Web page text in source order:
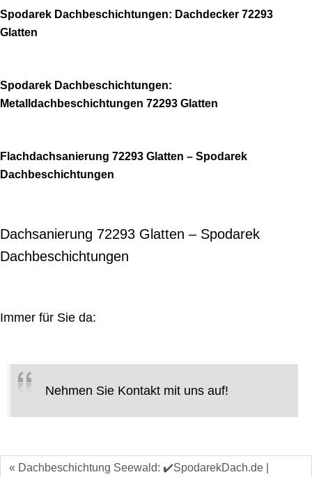
Spodarek Dachbeschichtungen: Dachdecker 72293
Glatten
Spodarek Dachbeschichtungen:
Metalldachbeschichtungen 72293 Glatten
Flachdachsanierung 72293 Glatten – Spodarek
Dachbeschichtungen
Dachsanierung 72293 Glatten – Spodarek
Dachbeschichtungen
Immer für Sie da:
Nehmen Sie Kontakt mit uns auf!
« Dachbeschichtung Seewald: ✔️SpodarekDach.de |